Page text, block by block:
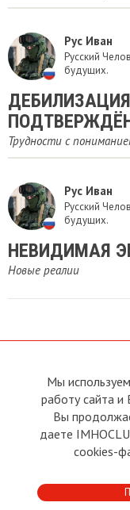
Рус Иван
Русский
будущих.
Трудности с
Рус Иван
Русский
будущих.
НЕВИДИМАЯ
Новые реалии
О сайте
Условия пользования
Политика
Мы
работу сайта и
Вы
даете
cookies-